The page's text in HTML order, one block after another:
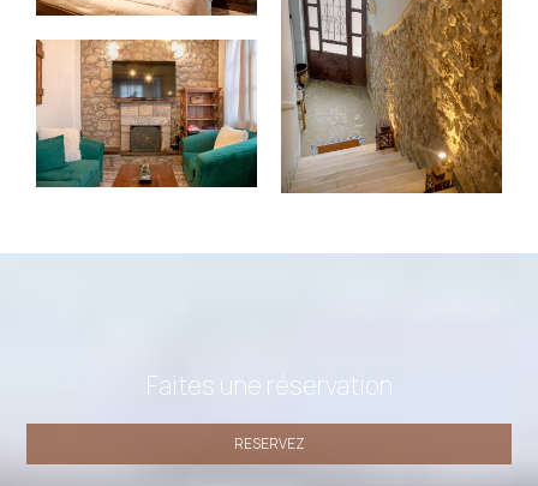
Faites une réservation
RESERVEZ